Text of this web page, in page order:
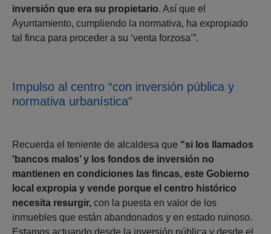
inversión que era su propietario. Así que el
Ayuntamiento, cumpliendo la normativa, ha expropiado
tal finca para proceder a su ‘venta forzosa’”.
Impulso al centro “con inversión pública y
normativa urbanística”
Recuerda el teniente de alcaldesa que “si los llamados
‘bancos malos’ y los fondos de inversión no
mantienen en condiciones las fincas, este Gobierno
local expropia y vende porque el centro histórico
necesita resurgir, con la puesta en valor de los
inmuebles que están abandonados y en estado ruinoso.
Estamos actuando desde la inversión pública y desde el